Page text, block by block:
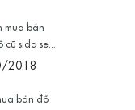
mua bán
sida se...
2018
bán đồ